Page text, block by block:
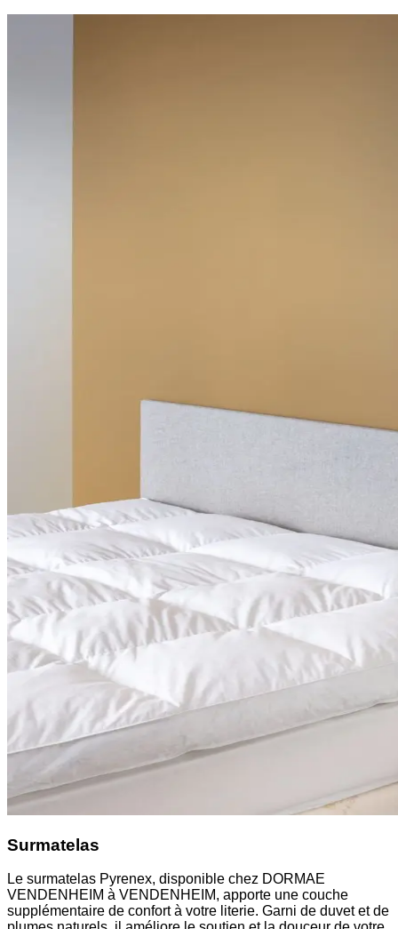
Surmatelas
Le surmatelas Pyrenex, disponible chez DORMAE
VENDENHEIM à VENDENHEIM, apporte une couche
supplémentaire de confort à votre literie. Garni de duvet et de